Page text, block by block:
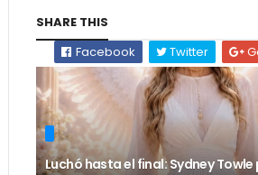
SHARE THIS
Facebook
Twitter
Luchó hasta el final: Sydney